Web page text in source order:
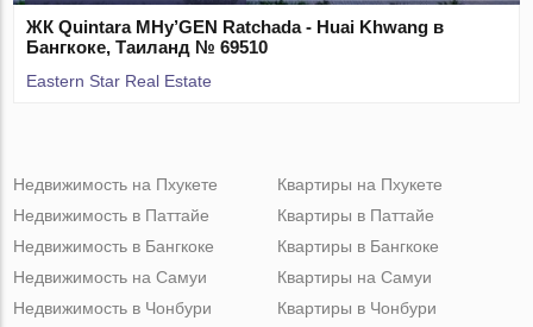
ЖК Quintara MHy’GEN Ratchada - Huai Khwang в
Бангкоке, Таиланд № 69510
Eastern Star Real Estate
Недвижимость на Пхукете
Недвижимость в Паттайе
Недвижимость в Бангкоке
Недвижимость на Самуи
Недвижимость в Чонбури
Квартиры на Пхукете
Квартиры в Паттайе
Квартиры в Бангкоке
Квартиры на Самуи
Квартиры в Чонбури